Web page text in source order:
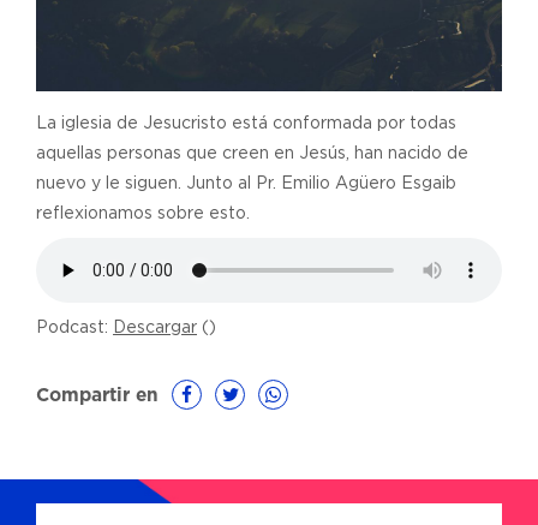
La iglesia de Jesucristo está conformada por todas
aquellas personas que creen en Jesús, han nacido de
nuevo y le siguen. Junto al Pr. Emilio Agüero Esgaib
reflexionamos sobre esto.
Podcast: Descargar ()
Compartir en